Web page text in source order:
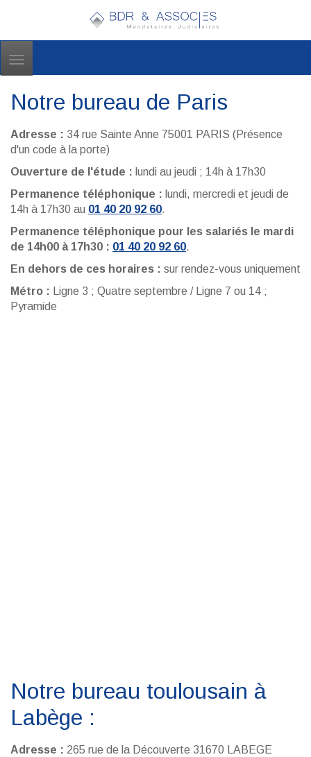
Toggle
Notre bureau de Paris
Adresse : 34 rue Sainte Anne 75001 PARIS (Présence
d'un code à la porte)
Ouverture de l'étude : lundi au jeudi ; 14h à 17h30
Permanence téléphonique : lundi, mercredi et jeudi de
14h à 17h30 au 01 40 20 92 60.
Permanence téléphonique pour les salariés le mardi
de 14h00 à 17h30 : 01 40 20 92 60.
En dehors de ces horaires : sur rendez-vous uniquement
Métro : Ligne 3 ; Quatre septembre / Ligne 7 ou 14 ;
Pyramide
Notre bureau toulousain à
Labège :
Adresse : 265 rue de la Découverte 31670 LABEGE